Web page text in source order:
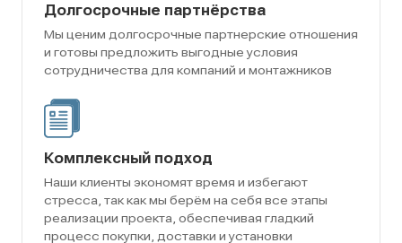
Долгосрочные партнёрства
Мы ценим долгосрочные партнерские отношения
и готовы предложить выгодные условия
сотрудничества для компаний и монтажников
Комплексный подход
Наши клиенты экономят время и избегают
стресса, так как мы берём на себя все этапы
реализации проекта, обеспечивая гладкий
процесс покупки, доставки и установки